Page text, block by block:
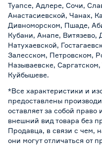
Туапсе, Адлере, Сочи,
Анастасиевской, Чанах,
Дивноморском, Пшаде,
Кубани, Анапе, Витязево,
Натухаевской,
Залесском, Петровском,
Называевске,
Куйбышеве.
*Все характеристики и
предоставлены
оставляет за собой
внешний вид товара без
Продавца, в связи с чем,
они могут отличаться от